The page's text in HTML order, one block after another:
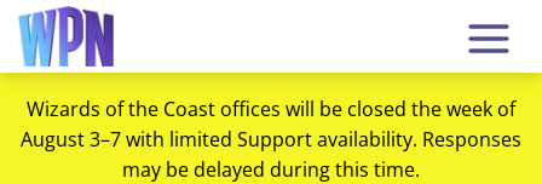
Wizards of the Coast offices will be closed the week of
August 3–7 with limited Support availability. Responses
may be delayed during this time.